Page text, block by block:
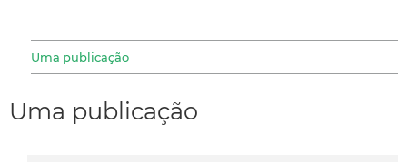
Uma publicação
Uma publicação